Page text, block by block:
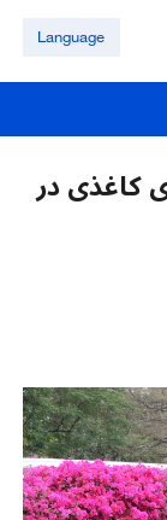
Language
کاغذی در